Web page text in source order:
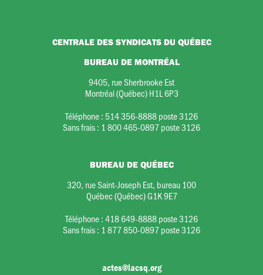
CENTRALE DES SYNDICATS DU QUÉBEC
BUREAU DE MONTRÉAL
9405, rue Sherbrooke Est
Montréal (Québec) H1L 6P3
Téléphone : 514 356-8888 poste 3126
Sans frais : 1 800 465-0897 poste 3126
BUREAU DE QUÉBEC
320, rue Saint-Joseph Est, bureau 100
Québec (Québec) G1K 9E7
Téléphone :418 649-8888 poste 3126
Sans frais : 1 877 850-0897 poste 3126
actes@lacsq.org